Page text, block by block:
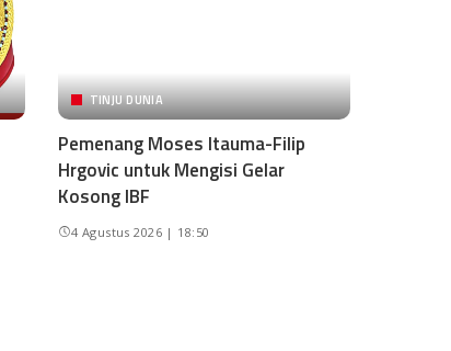
TINJU DUNIA
Pemenang Moses Itauma-Filip
Hrgovic untuk Mengisi Gelar
Kosong IBF
4 Agustus 2026 | 18:50